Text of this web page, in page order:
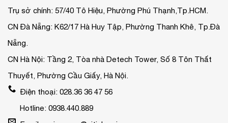
Trụ sở chính: 57/40 Tô Hiệu, Phường Phú Thạnh,Tp.HCM.
CN Đà Nẵng: K62/17 Hà Huy Tập, Phường Thanh Khê, Tp.Đà
Nẵng.
CN Hà Nội: Tầng 2, Tòa nhà Detech Tower, Số 8 Tôn Thất
Thuyết, Phường Cầu Giấy, Hà Nội.
Điện thoại: 028.36 36 47 56
Hotline: 0938.440.889